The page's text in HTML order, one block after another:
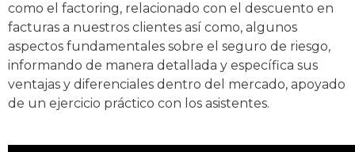
como el factoring, relacionado con el descuento en
facturas a nuestros clientes así como, algunos
aspectos fundamentales sobre el seguro de riesgo,
informando de manera detallada y específica sus
ventajas y diferenciales dentro del mercado, apoyado
de un ejercicio práctico con los asistentes.